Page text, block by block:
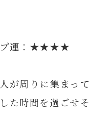
プ運：★★★★
が周りに集まって
た時間を過ごせそ